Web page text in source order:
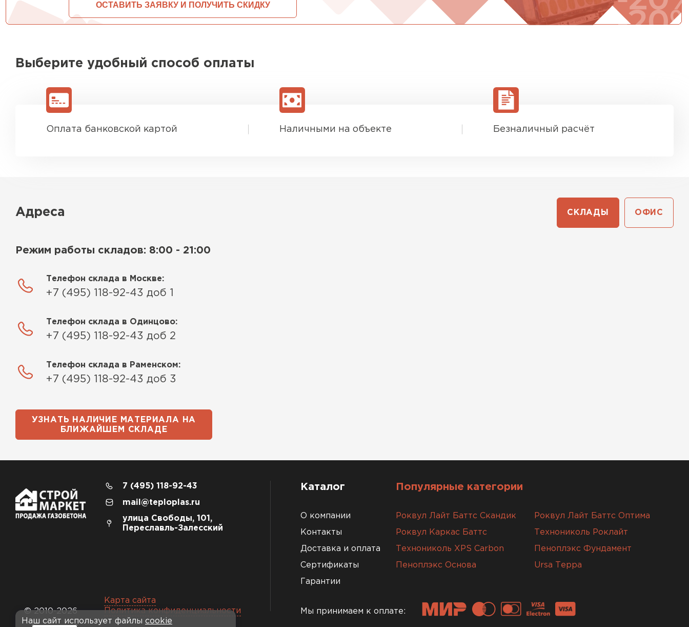
ОСТАВИТЬ ЗАЯВКУ И ПОЛУЧИТЬ СКИДКУ
Выберите удобный способ оплаты
Оплата банковской картой Наличными на объекте Безналичный расчёт
Адреса СКЛАДЫ ОФИС
Режим работы складов: 8:00 - 21:00
Телефон склада в Москве:
+7 (495) 118-92-43 доб 1
Телефон склада в Одинцово:
+7 (495) 118-92-43 доб 2
Телефон склада в Раменском:
+7 (495) 118-92-43 доб 3
УЗНАТЬ НАЛИЧИЕ МАТЕРИАЛА НА
БЛИЖАЙШЕМ СКЛАДЕ
© 2010-2026
7 (495) 118-92-43
mail@teploplas.ru
улица Свободы, 101,
Переславль-Залесский
Карта сайта
Политика конфиденциальности
Каталог
О компании
Контакты
Доставка и оплата
Сертификаты
Гарантии
Популярные категории
Роквул Лайт Баттс Скандик Роквул Лайт Баттс Оптима
Роквул Каркас Баттс Технониколь Роклайт
Технониколь XPS Carbon Пеноплэкс Фундамент
Пеноплэкс Основа Ursa Терра
Мы принимаем к оплате:
Наш сайт использует файлы cookie